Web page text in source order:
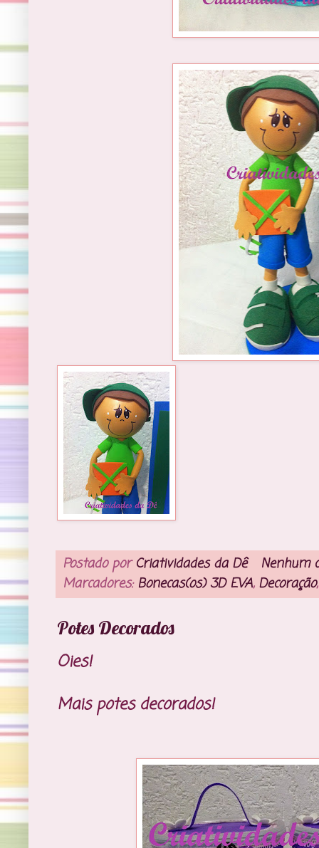
Postado porCriatividades da Dê
Nenhum
Marcadores: Bonecas(os) 3D EVA, Decoração
Potes Decorados
Oies!
Mais potes decorados!